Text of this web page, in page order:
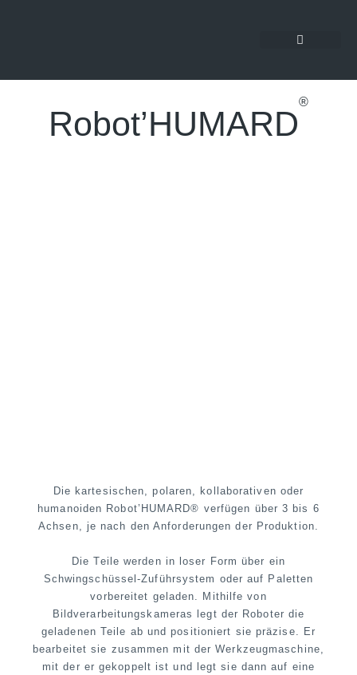
Robot’HUMARD
®
Die kartesischen, polaren, kollaborativen oder
humanoiden Robot’HUMARD® verfügen über 3 bis 6
Achsen, je nach den Anforderungen der Produktion.
Die Teile werden in loser Form über ein
Schwingschüssel-Zuführsystem oder auf Paletten
vorbereitet geladen. Mithilfe von
Bildverarbeitungskameras legt der Roboter die
geladenen Teile ab und positioniert sie präzise. Er
bearbeitet sie zusammen mit der Werkzeugmaschine,
mit der er gekoppelt ist und legt sie dann auf eine